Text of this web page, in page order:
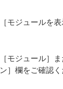
［モジュールを
［モジュール］
ン］欄をご確認く